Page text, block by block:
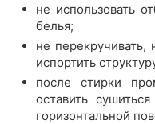
не использовать
белья;
не
испортить
после стирки
оставить
горизонтальной